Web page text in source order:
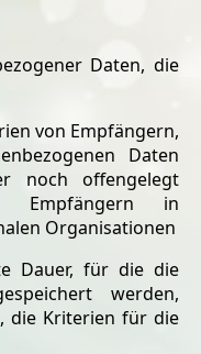
Daten, die
von Empfängern,
Daten
noch offengelegt
Empfängern in
Organisationen
Dauer, für die die
werden,
die Kriterien für die